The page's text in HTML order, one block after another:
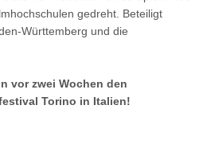
gedreht. Beteiligt
Württemberg und die
vor zwei Wochen den
Torino in Italien!